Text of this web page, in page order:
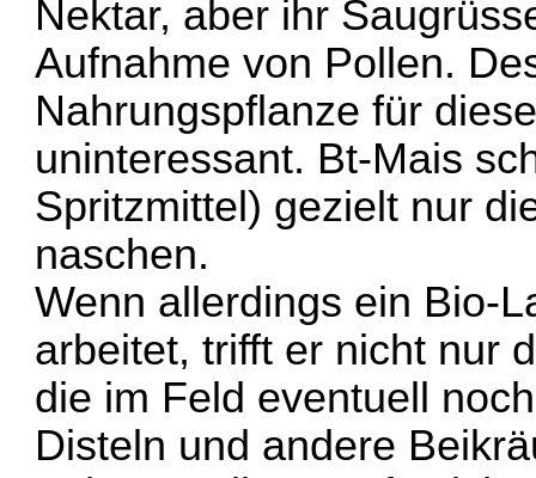
Nektar, aber ihr
Aufnahme von Pollen.
Nahrungspflanze für
uninteressant. Bt-Mais
Spritzmittel) gezielt nur
naschen.
Wenn allerdings ein Bio-
arbeitet, trifft er nicht nur
die im Feld eventuell
Disteln und andere